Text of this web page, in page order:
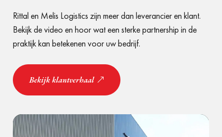
Rittal en Melis Logistics zijn meer dan leverancier en klant.
Bekijk de video en hoor wat een sterke partnership in de
praktijk kan betekenen voor uw bedrijf.
Bekijk klantverhaal